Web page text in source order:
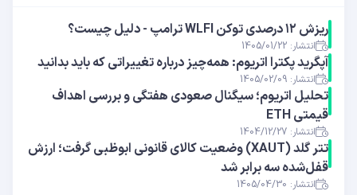
ریزش ۱۲ درصدی توکن WLFI ترامپ - دلیل چیست؟
انتشار: 1405/01/22
آپگرید پکترا اتریوم: همه‌چیز درباره تغییراتی که باید بدانید
انتشار: 1405/02/09
تحلیل اتریوم؛ سیگنال صعودی هفتگی و بررسی اهداف
قیمتی ETH
انتشار: 1404/12/27
تتر گلد (XAUT) وضعیت کالای قانونی ابوظبی گرفت؛ ارزش
قفل‌شده سه برابر شد
انتشار: 1405/04/30